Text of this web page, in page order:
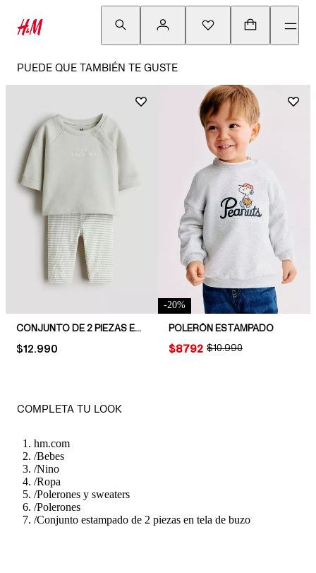
PUEDE QUE TAMBIÉN TE GUSTE
CONJUNTO DE 2 PIEZAS EN ALGODÓN
PRICE:
$12.990
-20%
POLERÓN ESTAMPADO
ORIGINAL PRICE:
$10.990
PRICE:
$8792
COMPLETA TU LOOK
hm.com
/Bebes
/Nino
/Ropa
/Polerones y sweaters
/Polerones
/Conjunto estampado de 2 piezas en tela de buzo